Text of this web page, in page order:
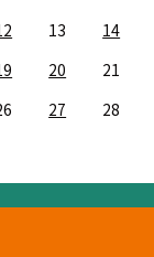
13 14
20 21
27 28